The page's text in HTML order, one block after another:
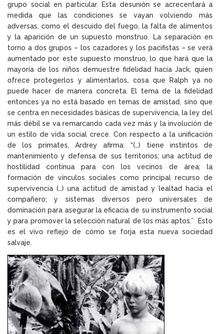
grupo social en particular. Esta desunión se acrecentará a
medida que las condiciones se vayan volviendo más
adversas, como el descuido del fuego, la falta de alimentos
y la aparición de un supuesto monstruo. La separación en
torno a dos grupos – los cazadores y los pacifistas – se verá
aumentado por este supuesto monstruo, lo que hará que la
mayoría de los niños demuestre fidelidad hacia Jack, quien
ofrece protegerlos y alimentarlos, cosa que Ralph ya no
puede hacer de manera concreta. El tema de la fidelidad
entonces ya no está basado en temas de amistad, sino que
se centra en necesidades básicas de supervivencia, la ley del
más débil se va remarcando cada vez más y la involución de
un estilo de vida social crece. Con respecto a la unificación
de los primates, Ardrey afirma: “(…) tiene instintos de
mantenimiento y defensa de sus territorios; una actitud de
hostilidad continua para con los vecinos de área; la
formación de vínculos sociales como principal recurso de
supervivencia (…) una actitud de amistad y lealtad hacia el
compañero; y sistemas diversos pero universales de
dominación para asegurar la eficacia de su instrumento social
y para promover la selección natural de los más aptos.” Esto
es el vivo reflejo de cómo se forja esta nueva sociedad
salvaje.